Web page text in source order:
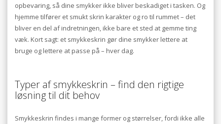
opbevaring, så dine smykker ikke bliver beskadiget i tasken. Og
hjemme tilfører et smukt skrin karakter og ro til rummet – det
bliver en del af indretningen, ikke bare et sted at gemme ting
væk. Kort sagt: et smykkeskrin gør dine smykker lettere at
bruge og lettere at passe på – hver dag.
Typer af smykkeskrin – find den rigtige
løsning til dit behov
Smykkeskrin findes i mange former og størrelser, fordi ikke alle